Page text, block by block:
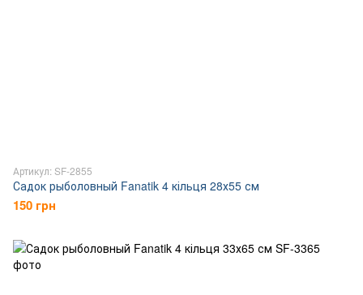
Артикул: SF-2855
Садок рыболовный Fanatik 4 кільця 28х55 см
150 грн